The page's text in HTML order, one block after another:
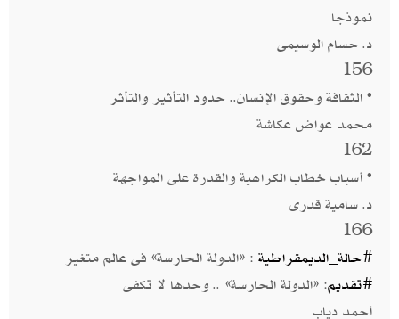
نموذجا
د. حسام الوسيمى
156
• الثقافة وحقوق الإنسان.. حدود التأثير والتأثر
محمد عواض عكاشة
162
• أسباب خطاب الكراهية والقدرة على المواجهة
د. سامية قدرى
166
#حالة_الديمقراطية : «الدولة الحارسة» فى عالم متغير
#تقديم: «الدولة الحارسة» .. وحدها لا تكفى
أحمد دياب